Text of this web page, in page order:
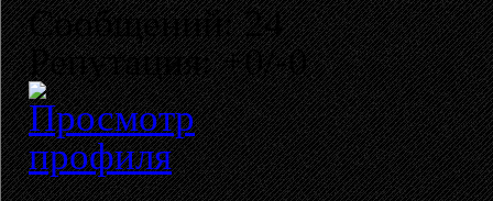
Сообщений: 24
Репутация: +0/-0